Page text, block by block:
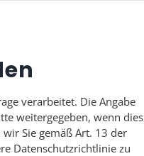
verarbeitet. Die Angabe
weitergegeben, wenn dies
Sie gemäß Art. 13 der
Datenschutzrichtlinie zu